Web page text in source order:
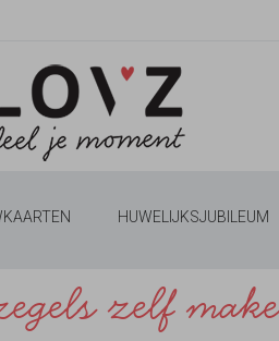
HUWELIJKSJUBILEUM
zelf